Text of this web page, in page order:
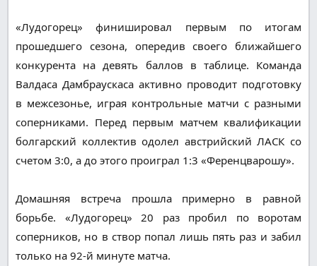
«Лудогорец» финишировал первым по итогам
прошедшего сезона, опередив своего ближайшего
конкурента на девять баллов в таблице. Команда
Валдаса Дамбраускаса активно проводит подготовку
в межсезонье, играя контрольные матчи с разными
соперниками. Перед первым матчем квалификации
болгарский коллектив одолел австрийский ЛАСК со
счетом 3:0, а до этого проиграл 1:3 «Ференцварошу».
Домашняя встреча прошла примерно в равной
борьбе. «Лудогорец» 20 раз пробил по воротам
соперников, но в створ попал лишь пять раз и забил
только на 92-й минуте матча.